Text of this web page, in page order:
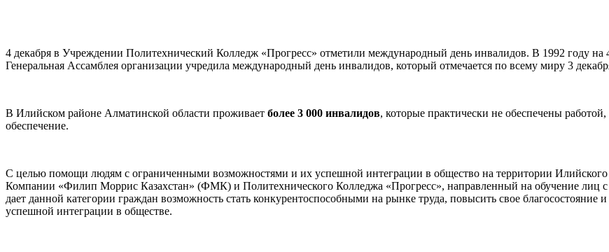
4 декабря в Учреждении Политехнический Колледж «Прогресс» отметили международный день инвалидов. В 1992 году
Генеральная Ассамблея организации учредила международный день инвалидов, который отмечается по всему миру 3
В Илийском районе Алматинской области проживает более 3 000 инвалидов, которые практически не обеспечены
обеспечение.
С целью помощи людям с ограниченными возможностями и их успешной интеграции в общество на территории Илийского
Компании «Филип Моррис Казахстан» (ФМК) и Политехнического Колледжа «Прогресс», направленный на обучение лиц
дает данной категории граждан возможность стать конкурентоспособными на рынке труда, повысить свое
успешной интеграции в обществе.